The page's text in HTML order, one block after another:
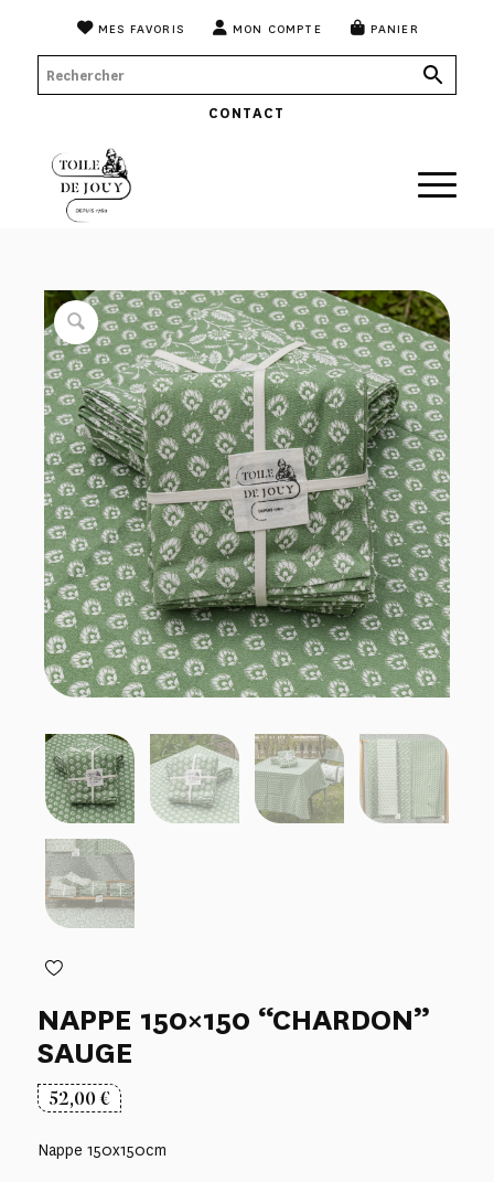
MES FAVORIS MON COMPTE PANIER
CONTACT
NAPPE 150×150 “CHARDON”
SAUGE
52,00€
Nappe 150x150cm